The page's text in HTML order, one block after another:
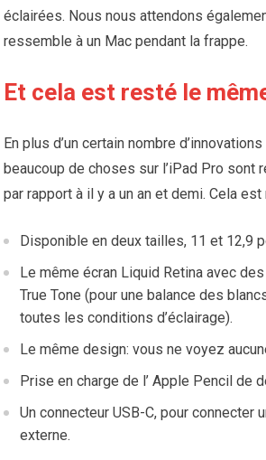
éclairées. Nous nous attendons
ressemble à un Mac pendant la frappe.
Et cela est resté le
En plus d’un certain nombre
beaucoup de choses sur l’iPad Pro sont
par rapport à il y a un an et demi. Cela
Disponible en deux tailles, 11 et 12,9
Le même écran Liquid Retina avec
True Tone (pour une balance des
toutes les conditions d’éclairage).
Le même design: vous ne voyez
Prise en charge de l’ Apple Pencil de
Un connecteur USB-C, pour connecter
externe.